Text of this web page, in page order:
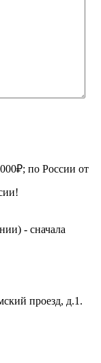
по России от
- сначала
проезд, д.1.